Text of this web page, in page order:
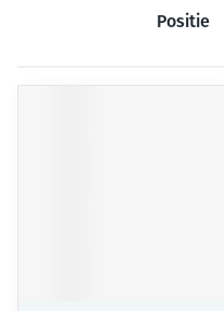
Sorteer op: